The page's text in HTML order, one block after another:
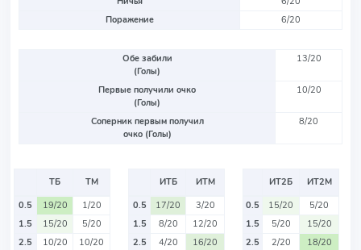
Поражение
6/20
Обе забили
(Голы)
13/20
Первые получили очко
(Голы)
10/20
Соперник первым получил
очко (Голы)
8/20
ТБ
ТМ
0.5
19/20
1/20
1.5
15/20
5/20
2.5
10/20
10/20
ИТБ
ИТМ
0.5
17/20
3/20
1.5
8/20
12/20
2.5
4/20
16/20
ИТ2Б
ИТ2М
0.5
15/20
5/20
1.5
5/20
15/20
2.5
2/20
18/20